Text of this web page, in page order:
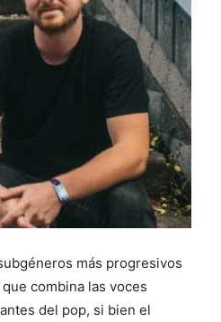
más progresivos
combina las voces
del pop, si bien el